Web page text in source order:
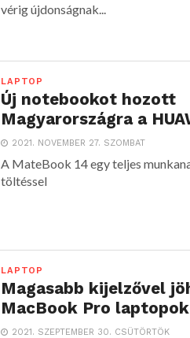
vérig újdonságnak...
LAPTOP
Új notebookot hozott
Magyarországra a
2021. NOVEMBER 27. SZOMBAT
A MateBook 14 egy teljes
töltéssel
LAPTOP
Magasabb kijelzővel
MacBook Pro laptopok
2021. SZEPTEMBER 30. CSÜTÖRTÖK